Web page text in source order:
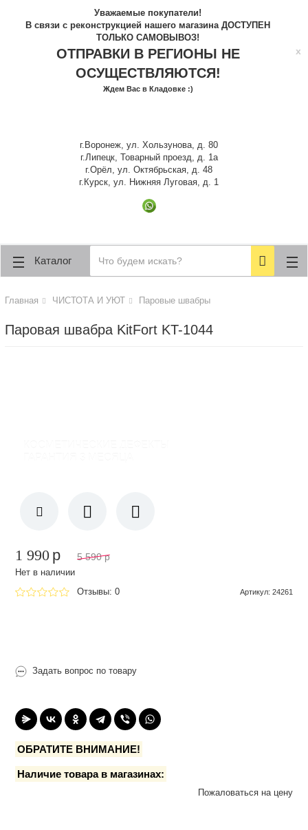
Уважаемые покупатели!
В связи с реконструкцией нашего магазина ДОСТУПЕН
ТОЛЬКО САМОВЫВОЗ!
ОТПРАВКИ В РЕГИОНЫ НЕ
ОСУЩЕСТВЛЯЮТСЯ!
Ждем Вас в Кладовке :)
x
г.Воронеж, ул. Хользунова, д. 80
г.Липецк, Товарный проезд, д. 1а
г.Орёл, ул. Октябрьская, д. 48
г.Курск, ул. Нижняя Луговая, д. 1
Каталог
Главная ЧИСТОТА И УЮТ Паровые швабры
Паровая швабра KitFort KT-1044
1 990 p 5 590 p
Нет в наличии
Отзывы: 0
Артикул: 24261
Задать вопрос по товару
ОБРАТИТЕ ВНИМАНИЕ!
Наличие товара в магазинах:
Пожаловаться на цену